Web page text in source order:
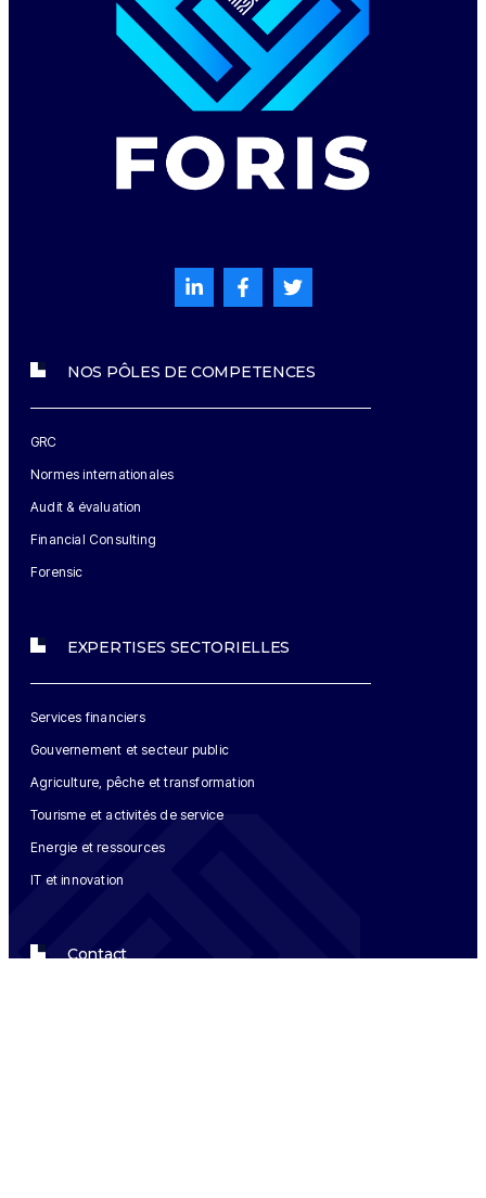
NOS PÔLES DE COMPETENCES
GRC
Normes internationales
Audit & évaluation
Financial Consulting
Forensic
EXPERTISES SECTORIELLES
Services financiers
Gouvernement et secteur public
Agriculture, pêche et transformation
Tourisme et activités de service
Energie et ressources
IT et innovation
Contact